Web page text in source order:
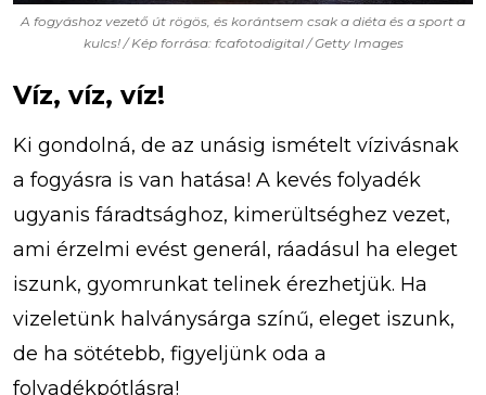
A fogyáshoz vezető út rögös, és korántsem csak a diéta és a sport a
kulcs! / Kép forrása: fcafotodigital / Getty Images
Víz, víz, víz!
Ki gondolná, de az unásig ismételt vízivásnak
a fogyásra is van hatása! A kevés folyadék
ugyanis fáradtsághoz, kimerültséghez vezet,
ami érzelmi evést generál, ráadásul ha eleget
iszunk, gyomrunkat telinek érezhetjük. Ha
vizeletünk halványsárga színű, eleget iszunk,
de ha sötétebb, figyeljünk oda a
folyadékpótlásra!